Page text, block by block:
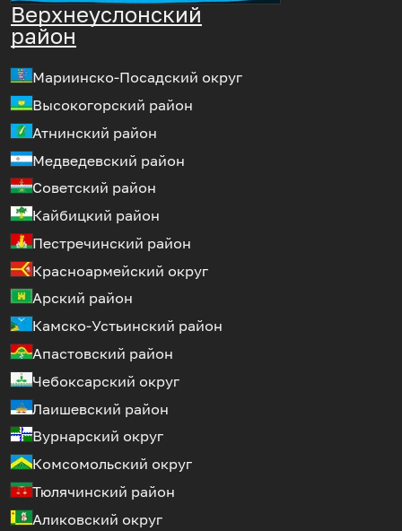
Верхнеуслонский
район
Мариинско-Посадский округ
Высокогорский район
Атнинский район
Медведевский район
Советский район
Кайбицкий район
Пестречинский район
Красноармейский округ
Арский район
Камско-Устьинский район
Апастовский район
Чебоксарский округ
Лаишевский район
Вурнарский округ
Комсомольский округ
Тюлячинский район
Аликовский округ